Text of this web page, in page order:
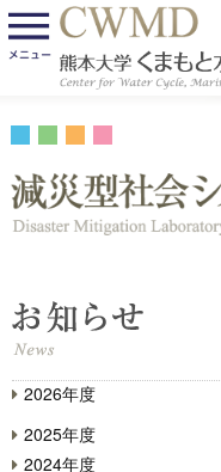
2026年度
2025年度
2024年度